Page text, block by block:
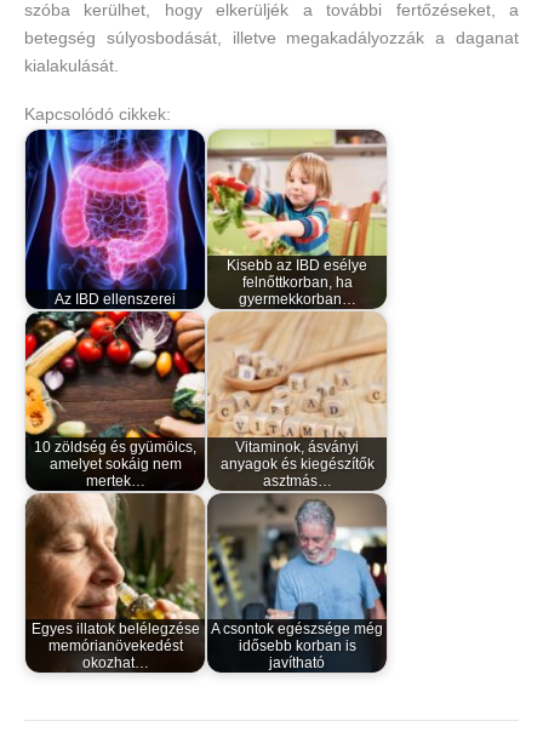
szóba kerülhet, hogy elkerüljék a további fertőzéseket, a
betegség súlyosbodását, illetve megakadályozzák a daganat
kialakulását.
Kapcsolódó cikkek:
Az IBD ellenszerei
Kisebb az IBD esélye
felnőttkorban, ha
gyermekkorban…
10 zöldség és gyümölcs,
amelyet sokáig nem
mertek…
Vitaminok, ásványi
anyagok és kiegészítők
asztmás…
Egyes illatok belélegzése
memórianövekedést
okozhat…
A csontok egészsége még
idősebb korban is
javítható